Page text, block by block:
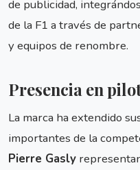
de publicidad,
de la F1 a través de
y equipos de renombre.
Presencia en
La marca ha extendido
importantes de la
Pierre Gasly